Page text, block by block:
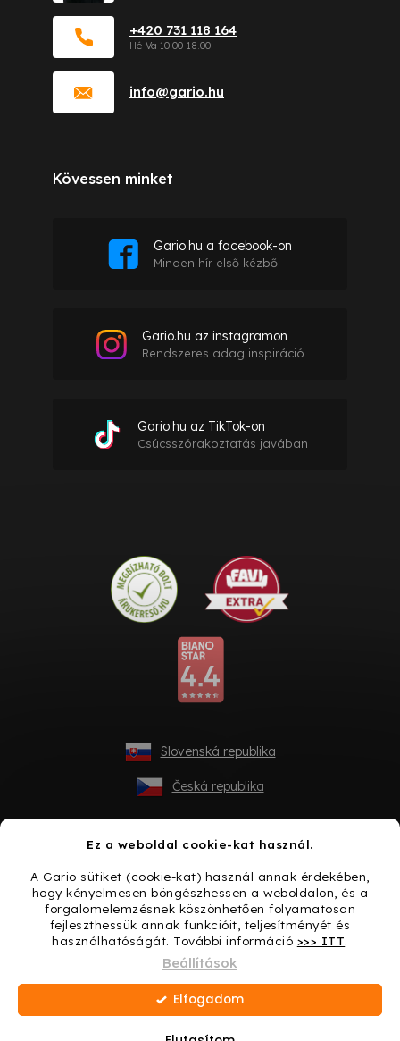
Ez a weboldal cookie-kat használ.
A Gario sütiket (cookie-kat) használ annak érdekében,
hogy kényelmesen böngészhessen a weboldalon, és a
forgalomelemzésnek köszönhetően folyamatosan
fejleszthessük annak funkcióit, teljesítményét és
használhatóságát. További információ >>> ITT.
Beállítások
Elfogadom
info@gario.hu
+420 731 118 164
Kövessen minket
Gario.hu a facebook-on
Minden hír első kézből
Gario.hu az instagramon
Rendszeres adag inspiráció
Gario.hu az TikTok-on
Csúcsszórakoztatás javában
Slovenská republika
Česká republika
Shoptet készítette
Copyright 2026Gario.hu. Minden jog fenntartva.Süti
beállítások szerkesztése